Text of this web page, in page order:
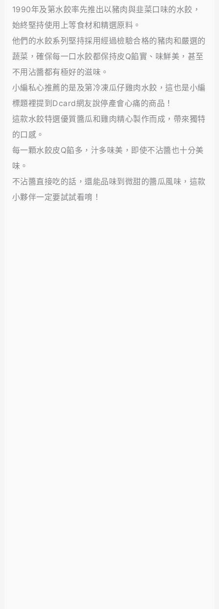
1990年及第水餃率先推出以豬肉與韭菜口味的水餃，
始終堅持使用上等食材和精選原料。
他們的水餃系列堅持採用經過檢驗合格的豬肉和嚴選的
蔬菜，確保每一口水餃都保持皮Q餡實、味鮮美，甚至
不用沾醬都有極好的滋味。
小編私心推薦的是及第冷凍瓜仔雞肉水餃，這也是小編
標題裡提到Dcard網友說停產會心痛的商品！
這款水餃特選優質醬瓜和雞肉精心製作而成，帶來獨特
的口感。
每一顆水餃皮Q餡多，汁多味美，即使不沾醬也十分美
味。
不沾醬直接吃的話，還能品味到微甜的醬瓜風味，這款
小夥伴一定要試試看唷！